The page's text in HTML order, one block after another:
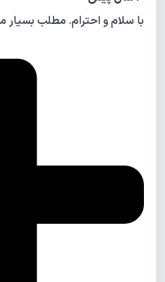
با سلام و احترام. مطلب بسیار